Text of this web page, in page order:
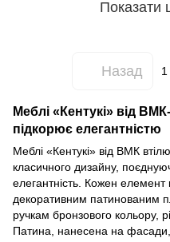
Показати
Назад 1
Меблі «Кентукi» від
підкорює елегантністю
Меблі «Кентукi» від ВМК
класичного дизайну,
елегантність. Кожен елемент
декоративним патинованим
ручкам бронзового кольору,
Патина, нанесена на